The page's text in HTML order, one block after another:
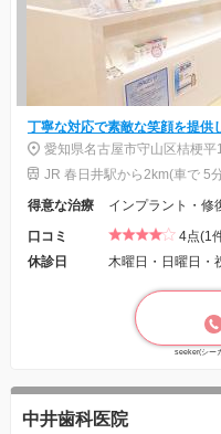
丁寧な対応で素敵な笑顔を提供
愛知県名古屋市守山区桔梗平
JR 春日井駅から2km(車で 5
得意な治療
インプラント・修
口コミ
4点(1
休診日
木曜日・日曜日・
seeker(シー
中井歯科医院